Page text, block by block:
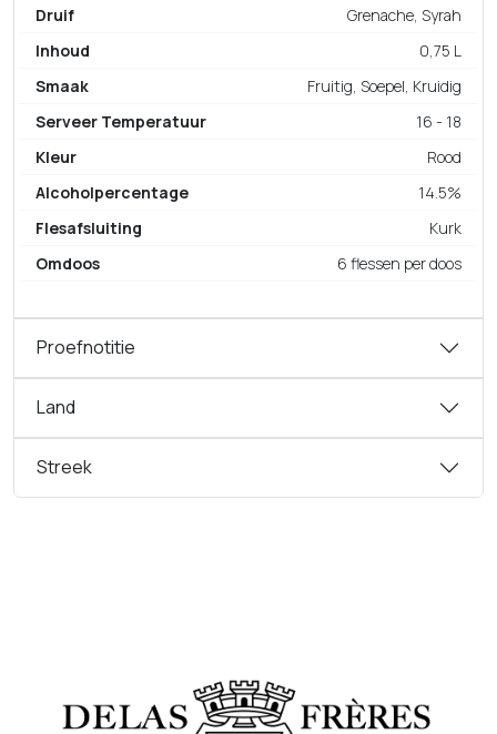
Druif
Grenache, Syrah
Inhoud
0,75 L
Smaak
Fruitig, Soepel, Kruidig
Serveer Temperatuur
16 - 18
Kleur
Rood
Alcoholpercentage
14.5%
Flesafsluiting
Kurk
Omdoos
6 flessen per doos
Proefnotitie
Land
Streek